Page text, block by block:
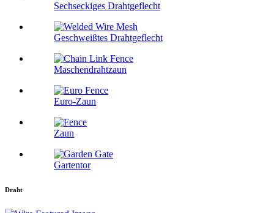
Sechseckiges Drahtgeflecht
Geschweißtes Drahtgeflecht
Maschendrahtzaun
Euro-Zaun
Zaun
Gartentor
Draht